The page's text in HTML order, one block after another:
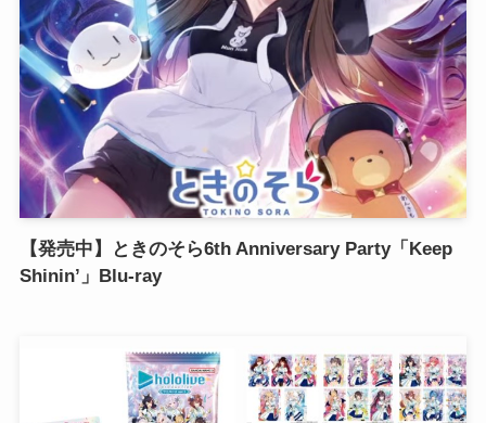
【発売中】ときのそら6th Anniversary Party「Keep
Shinin’」Blu-ray